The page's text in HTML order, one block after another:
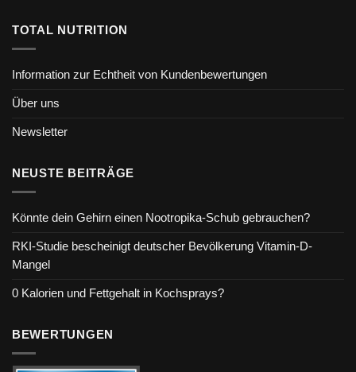
TOTAL NUTRITION
Information zur Echtheit von Kundenbewertungen
Über uns
Newsletter
NEUSTE BEITRÄGE
Könnte dein Gehirn einen Nootropika-Schub gebrauchen?
RKI-Studie bescheinigt deutscher Bevölkerung Vitamin-D-
Mangel
0 Kalorien und Fettgehalt in Kochsprays?
BEWERTUNGEN